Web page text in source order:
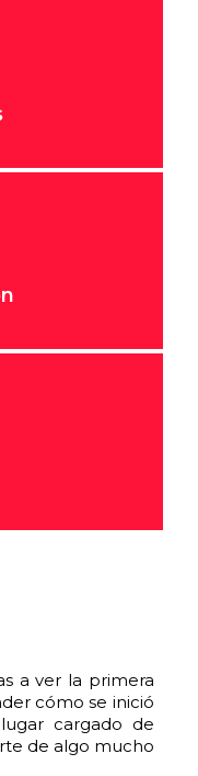
a ver la primera
cómo se inició
cargado de
de algo mucho